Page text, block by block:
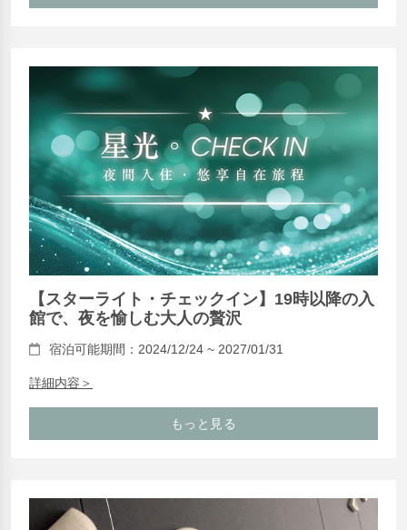
【スターライト・チェックイン】19時以降の入
館で、夜を愉しむ大人の贅沢
宿泊可能期間：2024/12/24 ~ 2027/01/31
詳細内容＞
もっと見る